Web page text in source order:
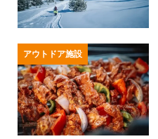
アウトドア施設